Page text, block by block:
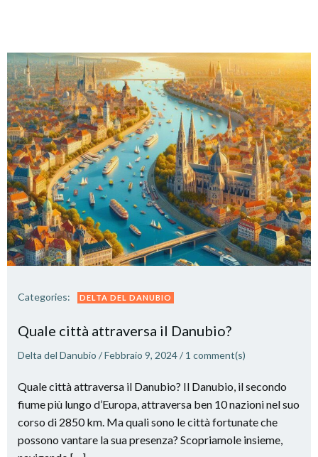
Categories: DELTA DEL DANUBIO
Quale città attraversa il Danubio?
Delta del Danubio /Febbraio 9, 2024/ 1 comment(s)
Quale città attraversa il Danubio? Il Danubio, il secondo
fiume più lungo d’Europa, attraversa ben 10 nazioni nel suo
corso di 2850 km. Ma quali sono le città fortunate che
possono vantare la sua presenza? Scopriamole insieme,